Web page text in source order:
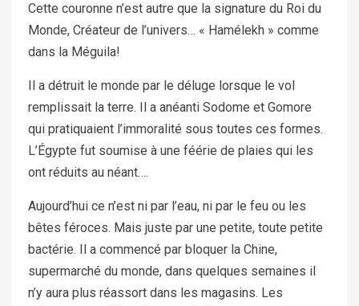
Cette couronne n’est autre que la signature du Roi du
Monde, Créateur de l’univers… « Hamélekh » comme
dans la Méguila!
Il a détruit le monde par le déluge lorsque le vol
remplissait la terre. Il a anéanti Sodome et Gomore
qui pratiquaient l’immoralité sous toutes ces formes.
L’Égypte fut soumise à une féérie de plaies qui les
ont réduits au néant….
Aujourd’hui ce n’est ni par l’eau, ni par le feu ou les
bêtes féroces. Mais juste par une petite, toute petite
bactérie. Il a commencé par bloquer la Chine,
supermarché du monde, dans quelques semaines il
n’y aura plus réassort dans les magasins. Les